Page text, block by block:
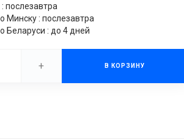
послезавтра
Минску : послезавтра
Беларуси : до 4 дней
+ В КОРЗИНУ